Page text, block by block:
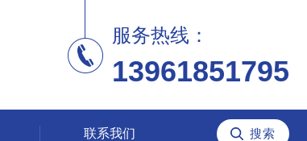
服务热线：
13961851795
联系我们